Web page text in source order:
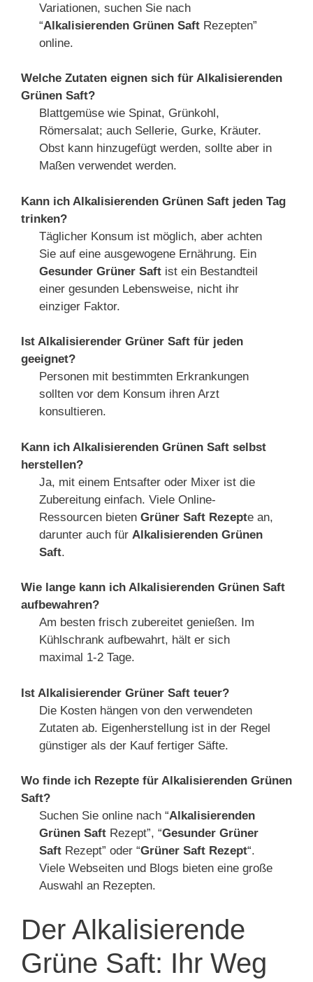
Variationen, suchen Sie nach
“Alkalisierenden Grünen SaftRezepten”
online.
Welche Zutaten eignen sich für Alkalisierenden
Grünen Saft?
Blattgemüse wie Spinat, Grünkohl,
Römersalat; auch Sellerie, Gurke, Kräuter.
Obst kann hinzugefügt werden, sollte aber in
Maßen verwendet werden.
Kann ich Alkalisierenden Grünen Saft jeden Tag
trinken?
Täglicher Konsum ist möglich, aber achten
Sie auf eine ausgewogene Ernährung. Ein
Gesunder Grüner Saftist ein Bestandteil
einer gesunden Lebensweise, nicht ihr
einziger Faktor.
Ist Alkalisierender Grüner Saft für jeden
geeignet?
Personen mit bestimmten Erkrankungen
sollten vor dem Konsum ihren Arzt
konsultieren.
Kann ich Alkalisierenden Grünen Saft selbst
herstellen?
Ja, mit einem Entsafter oder Mixer ist die
Zubereitung einfach. Viele Online-
Ressourcen bieten Grüner Saft Rezepte an,
darunter auch für Alkalisierenden Grünen
Saft.
Wie lange kann ich Alkalisierenden Grünen Saft
aufbewahren?
Am besten frisch zubereitet genießen. Im
Kühlschrank aufbewahrt, hält er sich
maximal 1-2 Tage.
Ist Alkalisierender Grüner Saft teuer?
Die Kosten hängen von den verwendeten
Zutaten ab. Eigenherstellung ist in der Regel
günstiger als der Kauf fertiger Säfte.
Wo finde ich Rezepte für Alkalisierenden Grünen
Saft?
Suchen Sie online nach “Alkalisierenden
Grünen SaftRezept”, “Gesunder Grüner
SaftRezept” oder “Grüner Saft Rezept“.
Viele Webseiten und Blogs bieten eine große
Auswahl an Rezepten.
Der Alkalisierende
Grüne Saft: Ihr Weg